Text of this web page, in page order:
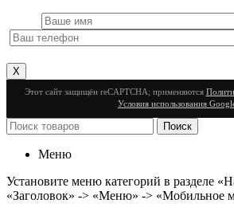
X
Этот сайт защищён reCAPTCHA; применяются
Условия использования
Поиск
Меню
Установите меню категорий в разделе
«Заголовок» -> «Меню» -> «Мобильное